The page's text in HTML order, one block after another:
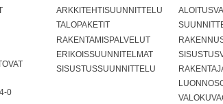
0
ARKKITEHTISUUNNITTELU
TALOPAKETIT
RAKENTAMISPALVELUT
ERIKOISSUUNNITELMAT
SISUSTUSSUUNNITTELU